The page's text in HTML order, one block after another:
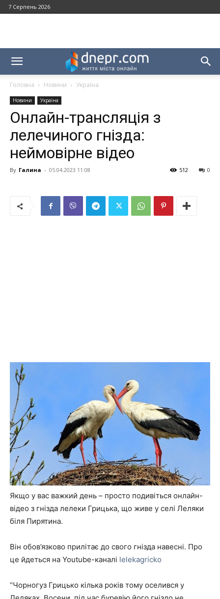
7 Серпень 2026
Головна Новини Україна
Новини Україна
Онлайн-трансляція з
лелечиного гнізда:
неймовірне відео
By Галина - 05.04.2023 11:08 0
512
Якщо у вас важкий день – просто подивіться онлайн-
відео з гнізда лелеки Грицька, що живе у селі Леляки
біля Пирятина.
Він обов’язково прилітає до свого гнізда навесні. Про
це йдеться на Youtube-каналі lelekagricko
“Чорногуз Грицько кілька років тому оселився у